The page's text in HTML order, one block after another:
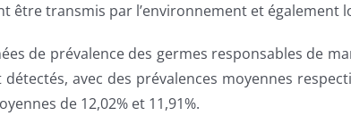
être transmis par l’environnement et également
de prévalence des germes responsables de
avec des prévalences moyennes
de 12,02% et 11,91%.